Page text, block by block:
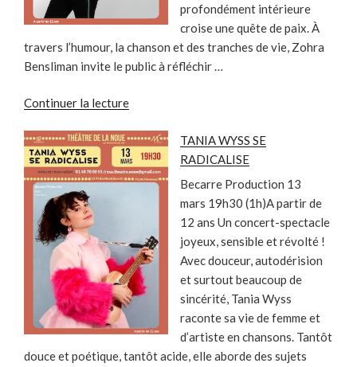
profondément intérieure
croise une quête de paix. À
travers l’humour, la chanson et des tranches de vie, Zohra
Bensliman invite le public à réfléchir …
Continuer la lecturede
PAIX
ET
BIDOUNE »
TANIA WYSS SE
RADICALISE
Becarre Production 13
mars 19h30 (1h)A partir de
12 ans Un concert-spectacle
joyeux, sensible et révolté !
Avec douceur, autodérision
et surtout beaucoup de
sincérité, Tania Wyss
raconte sa vie de femme et
d’artiste en chansons. Tantôt
douce et poétique, tantôt acide, elle aborde des sujets